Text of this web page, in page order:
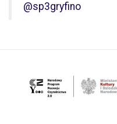
@sp3gryfino